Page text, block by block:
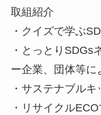
取組紹介
・クイズで学ぶ
・とっとりSDGs
ー企業、団体等に
・サステナブル
・リサイクル